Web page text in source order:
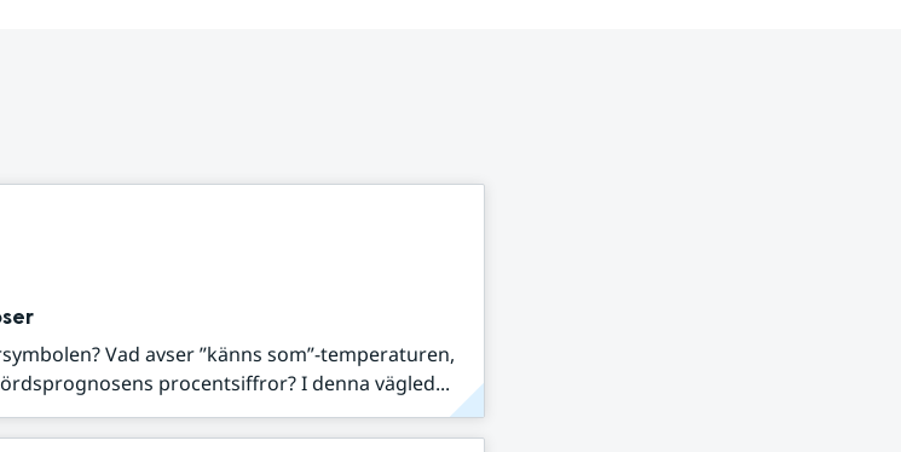
Vad avser ”känns som”-temperaturen,
procentsiffror? I denna vägled...